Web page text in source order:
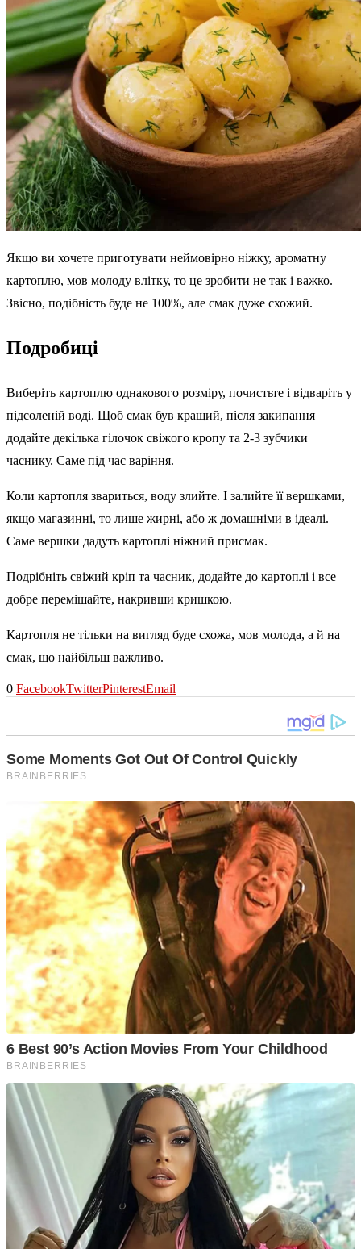
Якщо ви хочете приготувати неймовірно ніжку, ароматну
картоплю, мов молоду влітку, то це зробити не так і важко.
Звісно, подібність буде не 100%, але смак дуже схожий.
Подробиці
Виберіть картоплю однакового розміру, почистьте і відваріть у
підсоленій воді. Щоб смак був кращий, після закипання
додайте декілька гілочок свіжого кропу та 2-3 зубчики
часнику. Саме під час варіння.
Коли картопля звариться, воду злийте. І залийте її вершками,
якщо магазинні, то лише жирні, або ж домашніми в ідеалі.
Саме вершки дадуть картоплі ніжний присмак.
Подрібніть свіжий кріп та часник, додайте до картоплі і все
добре перемішайте, накривши кришкою.
Картопля не тільки на вигляд буде схожа, мов молода, а й на
смак, що найбільш важливо.
0 FacebookTwitterPinterestEmail